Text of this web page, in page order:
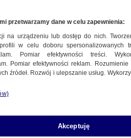
i jeden wyjątek
przetwarzamy dane w celu zapewnienia:
na urządzeniu lub dostęp do nich.
w celu doboru spersonalizowanych
Pomiar efektywności treści.
Pomiar efektywności reklam.
źródeł. Rozwój i ulepszanie usług.
Akceptuję